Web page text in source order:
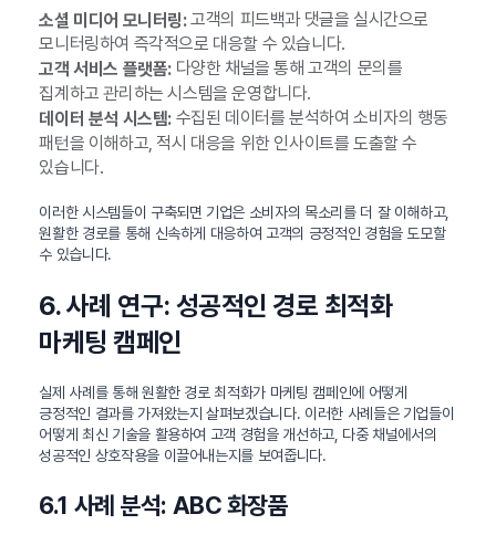
소셜 미디어 모니터링:고객의 피드백과 댓글을 실시간으로
모니터링하여 즉각적으로 대응할 수 있습니다.
고객 서비스 플랫폼:다양한 채널을 통해 고객의 문의를
집계하고 관리하는 시스템을 운영합니다.
데이터 분석 시스템:수집된 데이터를 분석하여 소비자의 행동
패턴을 이해하고, 적시 대응을 위한 인사이트를 도출할 수
있습니다.
이러한 시스템들이 구축되면 기업은 소비자의 목소리를 더 잘 이해하고,
원활한 경로를 통해 신속하게 대응하여 고객의 긍정적인 경험을 도모할
수 있습니다.
6. 사례 연구: 성공적인 경로 최적화
마케팅 캠페인
실제 사례를 통해 원활한 경로 최적화가 마케팅 캠페인에 어떻게
긍정적인 결과를 가져왔는지 살펴보겠습니다. 이러한 사례들은 기업들이
어떻게 최신 기술을 활용하여 고객 경험을 개선하고, 다중 채널에서의
성공적인 상호작용을 이끌어내는지를 보여줍니다.
6.1 사례 분석: ABC 화장품